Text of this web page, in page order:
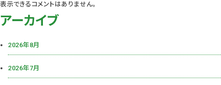
表示できるコメントはありません。
アーカイブ
2026年8月
2026年7月